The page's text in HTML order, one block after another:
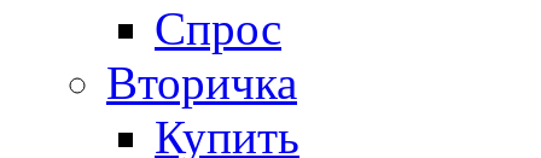
Спрос
Вторичка
Купить